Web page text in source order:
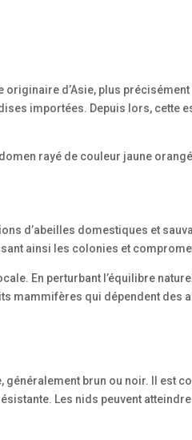
d’Asie, plus
importées. Depuis lors, cette
rayé de couleur jaune
d’abeilles domestiques et
ainsi les colonies et
En perturbant l’équilibre
mammifères qui dépendent des
brun ou noir. Il est
Les nids peuvent